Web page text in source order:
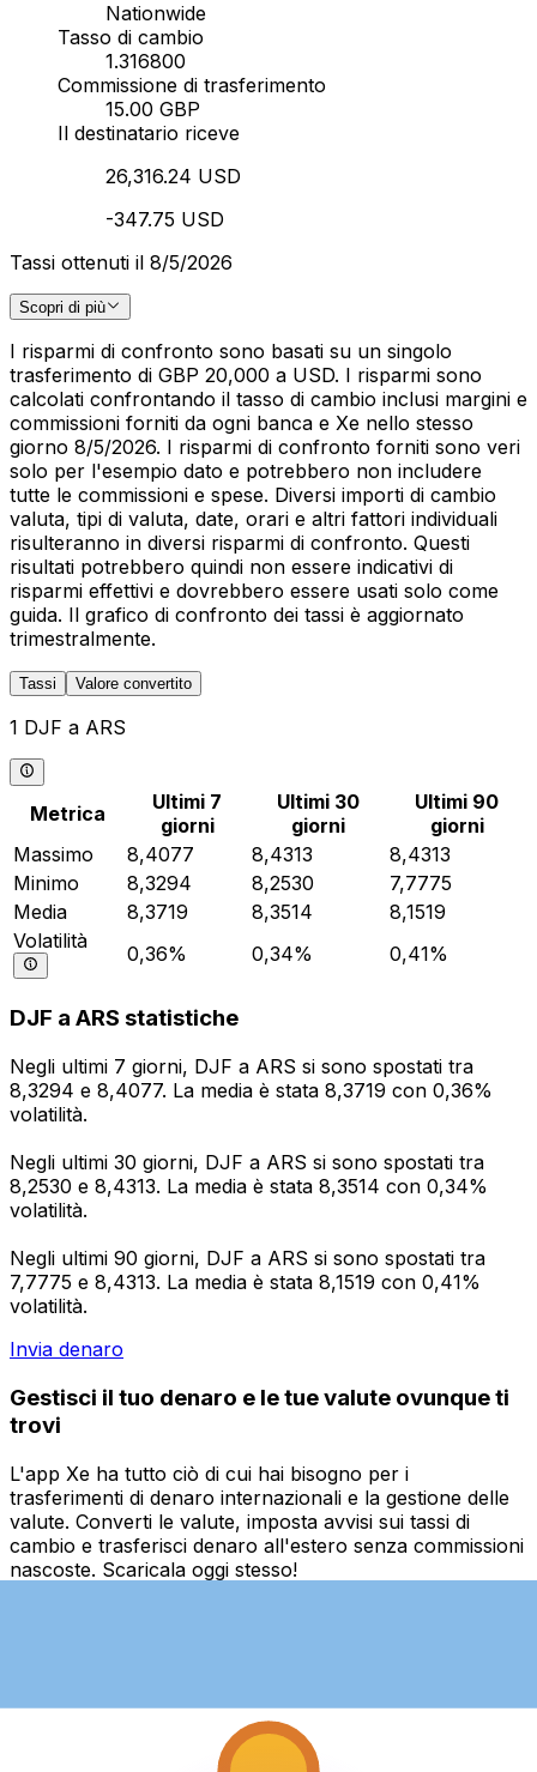
Nationwide
Tasso di cambio
1.316800
Commissione di trasferimento
15.00 GBP
Il destinatario riceve
26,316.24 USD
-347.75 USD
Tassi ottenuti il 8/5/2026
Scopri di più
I risparmi di confronto sono basati su un singolo
trasferimento di GBP 20,000 a USD. I risparmi sono
calcolati confrontando il tasso di cambio inclusi margini e
commissioni forniti da ogni banca e Xe nello stesso
giorno 8/5/2026. I risparmi di confronto forniti sono veri
solo per l'esempio dato e potrebbero non includere
tutte le commissioni e spese. Diversi importi di cambio
valuta, tipi di valuta, date, orari e altri fattori individuali
risulteranno in diversi risparmi di confronto. Questi
risultati potrebbero quindi non essere indicativi di
risparmi effettivi e dovrebbero essere usati solo come
guida. Il grafico di confronto dei tassi è aggiornato
trimestralmente.
Tassi Valore convertito
1 DJF a ARS
Metrica
Ultimi 7
giorni
Ultimi 30
giorni
Ultimi 90
giorni
Massimo
8,4077 8,4313
8,4313
Minimo
8,3294 8,2530
7,7775
Media
8,3719 8,3514
8,1519
Volatilità
0,36% 0,34% 0,41%
DJF a ARS statistiche
Negli ultimi 7 giorni, DJF a ARS si sono spostati tra
8,3294 e 8,4077. La media è stata 8,3719 con 0,36%
volatilità.
Negli ultimi 30 giorni, DJF a ARS si sono spostati tra
8,2530 e 8,4313. La media è stata 8,3514 con 0,34%
volatilità.
Negli ultimi 90 giorni, DJF a ARS si sono spostati tra
7,7775 e 8,4313. La media è stata 8,1519 con 0,41%
volatilità.
Invia denaro
Gestisci il tuo denaro e le tue valute ovunque ti
trovi
L'app Xe ha tutto ciò di cui hai bisogno per i
trasferimenti di denaro internazionali e la gestione delle
valute. Converti le valute, imposta avvisi sui tassi di
cambio e trasferisci denaro all'estero senza commissioni
nascoste. Scaricala oggi stesso!